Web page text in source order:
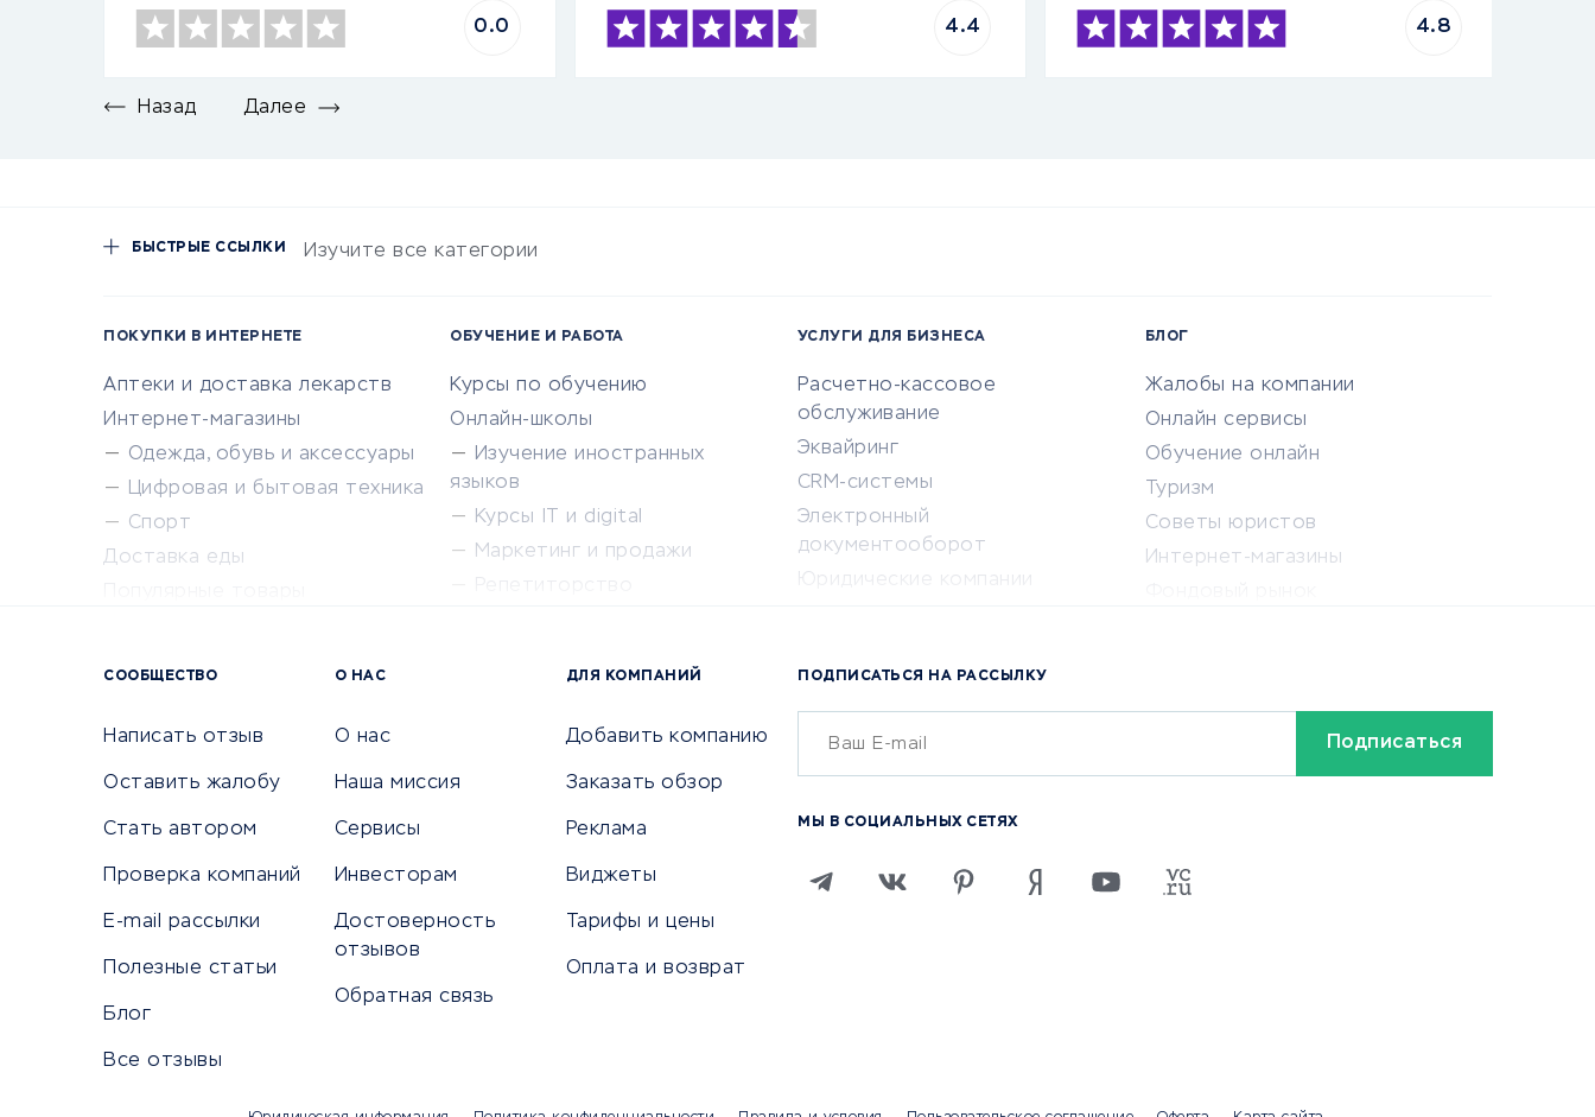
0.0 4.4 4.8
Назад Далее
БЫСТРЫЕ ССЫЛКИ Изучите все категории
ПОКУПКИ В ИНТЕРНЕТЕ
Аптеки и доставка лекарств
Интернет-магазины
Одежда, обувь и аксессуары
Цифровая и бытовая техника
Спорт
Доставка еды
ОБУЧЕНИЕ И РАБОТА
Курсы по обучению
Онлайн-школы
Изучение иностранных
языков
Курсы IT и digital
Маркетинг и продажи
Университеты
УСЛУГИ ДЛЯ БИЗНЕСА
Расчетно-кассовое
обслуживание
Эквайринг
CRM-системы
Электронный
документооборот
Юридические компании
Бухгалтерия онлайн
Онлайн-кассы
SERM
Кредитные карты
Дебетовые карты
Микрофинансовые организации
Платежные системы
Покупка билетов
Бронирование отелей
Санатории
Авиакомпании
БЛОГ
Жалобы на компании
Онлайн сервисы
Обучение онлайн
Туризм
Советы юристов
Интернет-магазины
СООБЩЕСТВО
Написать отзыв
Оставить жалобу
Стать автором
Проверка компаний
E-mail рассылки
Полезные статьи
Блог
Все отзывы
О НАС
О нас
Наша миссия
Сервисы
Инвесторам
Достоверность
отзывов
Обратная связь
ДЛЯ КОМПАНИЙ
Добавить компанию
Заказать обзор
Реклама
Виджеты
Тарифы и цены
Оплата и возврат
ПОДПИСАТЬСЯ НА РАССЫЛКУ
МЫ В СОЦИАЛЬНЫХ СЕТЯХ